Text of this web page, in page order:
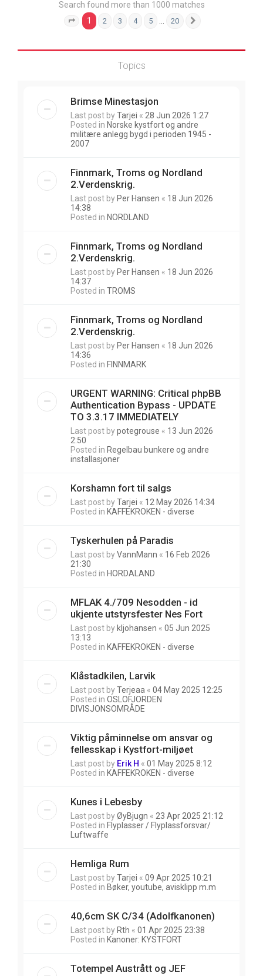
Search found more than 1000 matches
Page 1 of 20
1 2 3 4 5 20
Topics
Brimse Minestasjon
Last post byTarjei « 28 Jun 2026 1:27
Posted in Norske kystfort og andre
militære anlegg bygd i perioden 1945 -
2007
Finnmark, Troms og Nordland
2.Verdenskrig.
Last post by Per Hansen « 18 Jun 2026
14:38
Posted in NORDLAND
Finnmark, Troms og Nordland
2.Verdenskrig.
Last post by Per Hansen « 18 Jun 2026
14:37
Posted in TROMS
Finnmark, Troms og Nordland
2.Verdenskrig.
Last post by Per Hansen « 18 Jun 2026
14:36
Posted in FINNMARK
URGENT WARNING: Critical phpBB
Authentication Bypass - UPDATE
TO 3.3.17 IMMEDIATELY
Last post bypotegrouse « 13 Jun 2026
2:50
Posted in Regelbau bunkere og andre
installasjoner
Korshamn fort til salgs
Last post byTarjei « 12 May 2026 14:34
Posted in KAFFEKROKEN - diverse
Tyskerhulen på Paradis
Last post byVannMann « 16 Feb 2026
21:30
Posted in HORDALAND
MFLAK 4./709 Nesodden - id
ukjente utstyrsfester Nes Fort
Last post by kljohansen « 05 Jun 2025
13:13
Posted in KAFFEKROKEN - diverse
Klåstadkilen, Larvik
Last post byTerjeaa « 04 May 2025 12:25
Posted in OSLOFJORDEN
DIVISJONSOMRÅDE
Viktig påminnelse om ansvar og
fellesskap i Kystfort-miljøet
Last post by Erik H « 01 May 2025 8:12
Posted in KAFFEKROKEN - diverse
Kunes i Lebesby
Last post byØyBjugn « 23 Apr 2025 21:12
Posted in Flyplasser / Flyplassforsvar/
Luftwaffe
Hemliga Rum
Last post byTarjei « 09 Apr 2025 10:21
Posted in Bøker, youtube, avisklipp m.m
40,6cm SK C/34 (Adolfkanonen)
Last post by Rth « 01 Apr 2025 23:38
Posted in Kanoner: KYSTFORT
Totempel Austrått og JEF